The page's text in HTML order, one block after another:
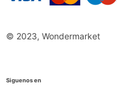
© 2023, Wondermarket
Siguenos en